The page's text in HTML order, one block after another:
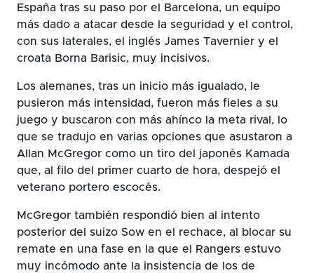
España tras su paso por el Barcelona, un equipo
más dado a atacar desde la seguridad y el control,
con sus laterales, el inglés James Tavernier y el
croata Borna Barisic, muy incisivos.
Los alemanes, tras un inicio más igualado, le
pusieron más intensidad, fueron más fieles a su
juego y buscaron con más ahínco la meta rival, lo
que se tradujo en varias opciones que asustaron a
Allan McGregor como un tiro del japonés Kamada
que, al filo del primer cuarto de hora, despejó el
veterano portero escocés.
McGregor también respondió bien al intento
posterior del suizo Sow en el rechace, al blocar su
remate en una fase en la que el Rangers estuvo
muy incómodo ante la insistencia de los de